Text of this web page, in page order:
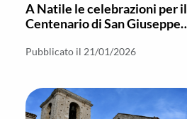
A Natile le celebrazioni per il
Centenario di San Giuseppe
Pubblicato il 21/01/2026